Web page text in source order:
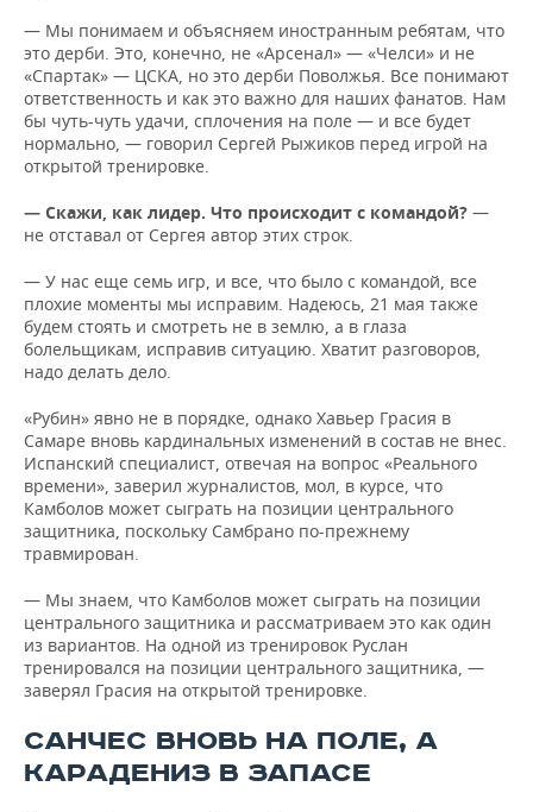
— Мы понимаем и объясняем иностранным ребятам, что
это дерби. Это, конечно, не «Арсенал» — «Челси» и не
«Спартак» — ЦСКА, но это дерби Поволжья. Все понимают
ответственность и как это важно для наших фанатов. Нам
бы чуть-чуть удачи, сплочения на поле — и все будет
нормально, — говорил Сергей Рыжиков перед игрой на
открытой тренировке.
— Скажи, как лидер. Что происходит с командой? —
не отставал от Сергея автор этих строк.
— У нас еще семь игр, и все, что было с командой, все
плохие моменты мы исправим. Надеюсь, 21 мая также
будем стоять и смотреть не в землю, а в глаза
болельщикам, исправив ситуацию. Хватит разговоров,
надо делать дело.
«Рубин» явно не в порядке, однако Хавьер Грасия в
Самаре вновь кардинальных изменений в состав не внес.
Испанский специалист, отвечая на вопрос «Реального
времени», заверил журналистов, мол, в курсе, что
Камболов может сыграть на позиции центрального
защитника, поскольку Самбрано по-прежнему
травмирован.
— Мы знаем, что Камболов может сыграть на позиции
центрального защитника и рассматриваем это как один
из вариантов. На одной из тренировок Руслан
тренировался на позиции центрального защитника, —
заверял Грасия на открытой тренировке.
САНЧЕС ВНОВЬ НА ПОЛЕ, А
КАРАДЕНИЗ В ЗАПАСЕ